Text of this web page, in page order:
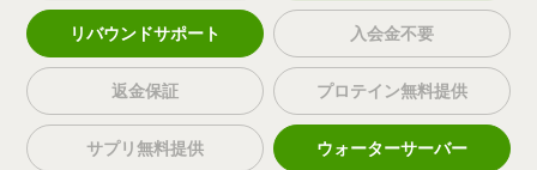
リバウンドサポート 入会金不要
返金保証 プロテイン無料提供
サプリ無料提供 ウォーターサーバー